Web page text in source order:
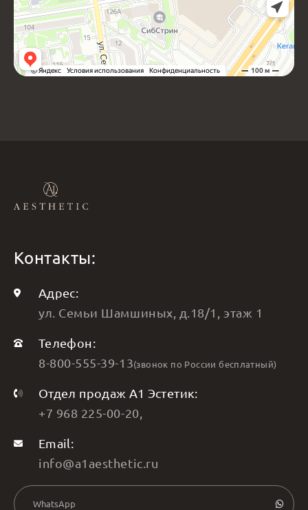
Контакты:
Адрес:
ул. Семьи Шамшиных, д.18/1, этаж 1
Телефон:
8-800-555-39-13(звонок по России бесплатный)
Отдел продаж А1 Эстетик:
+7 968 225-00-20
Email:
info@a1aesthetic.ru
WhatsApp